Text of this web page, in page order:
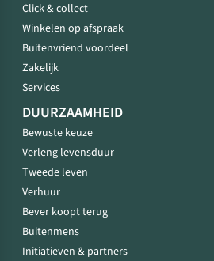
Click & collect
Winkelen op afspraak
Buitenvriend voordeel
Zakelijk
Services
DUURZAAMHEID
Bewuste keuze
Verleng levensduur
Tweede leven
Verhuur
Bever koopt terug
Buitenmens
Initiatieven & partners